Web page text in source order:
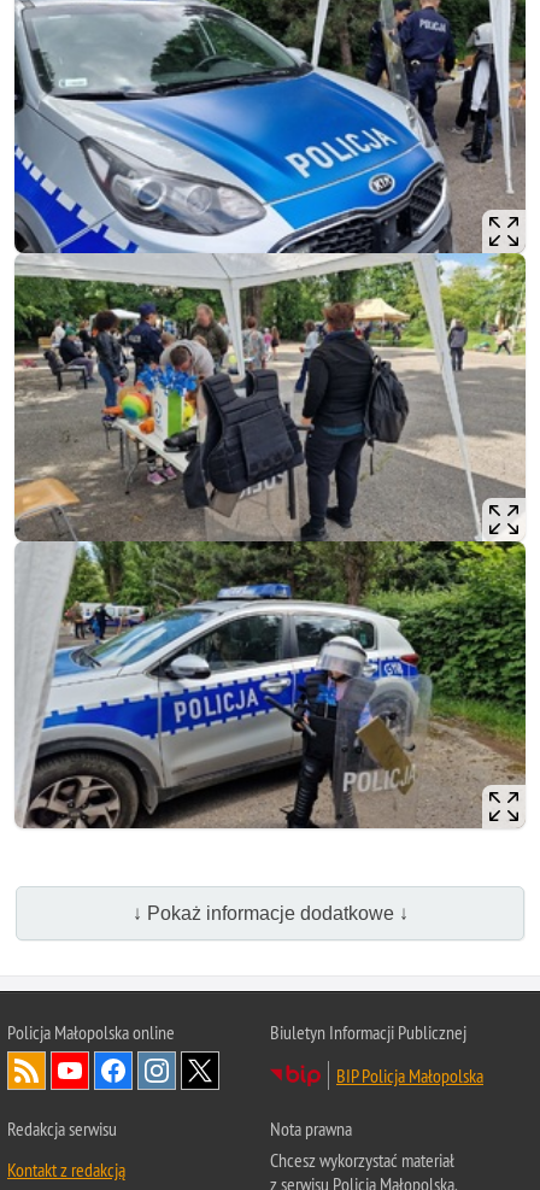
↓ Pokaż informacje dodatkowe ↓
Policja Małopolska online
Biuletyn Informacji Publicznej
BIP Policja Małopolska
Redakcja serwisu
Kontakt z redakcją
Nota prawna
Chcesz wykorzystać materiał
z serwisu Policja Małopolska.